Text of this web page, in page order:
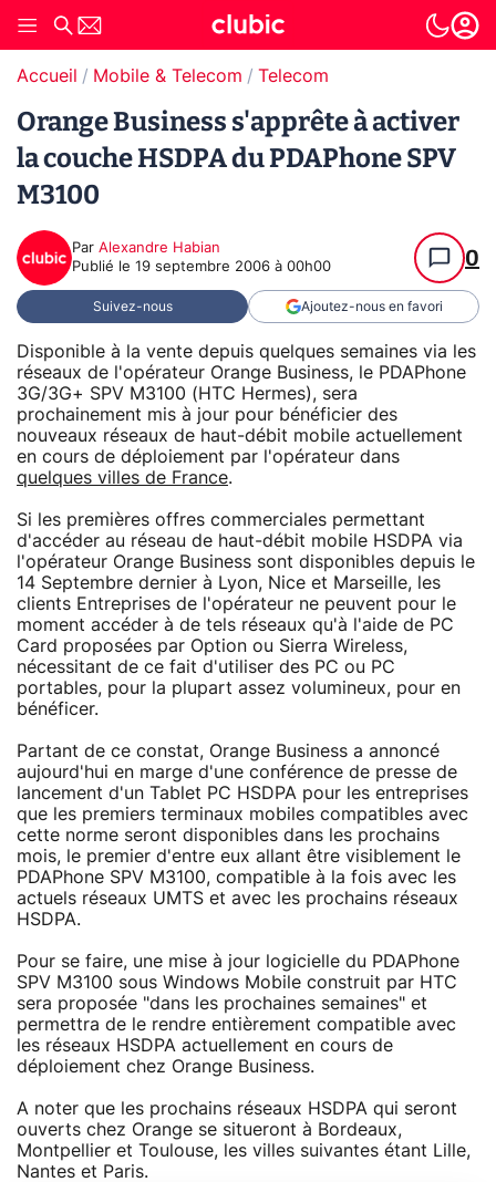
Accueil Mobile & Telecom Telecom
Orange Business s'apprête à activer
la couche HSDPA du PDAPhone SPV
M3100
Par Alexandre Habian
Publié le 19 septembre 2006 à 00h00 0
Suivez-nous Ajoutez-nous en favori
Disponible à la vente depuis quelques semaines via les
réseaux de l'opérateur Orange Business, le PDAPhone
3G/3G+ SPV M3100 (HTC Hermes), sera
prochainement mis à jour pour bénéficier des
nouveaux réseaux de haut-débit mobile actuellement
en cours de déploiement par l'opérateur dans
quelques villes de France.
Si les premières offres commerciales permettant
d'accéder au réseau de haut-débit mobile HSDPA via
l'opérateur Orange Business sont disponibles depuis le
14 Septembre dernier à Lyon, Nice et Marseille, les
clients Entreprises de l'opérateur ne peuvent pour le
moment accéder à de tels réseaux qu'à l'aide de PC
Card proposées par Option ou Sierra Wireless,
nécessitant de ce fait d'utiliser des PC ou PC
portables, pour la plupart assez volumineux, pour en
bénéficer.
Partant de ce constat, Orange Business a annoncé
aujourd'hui en marge d'une conférence de presse de
lancement d'un Tablet PC HSDPA pour les entreprises
que les premiers terminaux mobiles compatibles avec
cette norme seront disponibles dans les prochains
mois, le premier d'entre eux allant être visiblement le
PDAPhone SPV M3100, compatible à la fois avec les
actuels réseaux UMTS et avec les prochains réseaux
HSDPA.
Pour se faire, une mise à jour logicielle du PDAPhone
SPV M3100 sous Windows Mobile construit par HTC
sera proposée "dans les prochaines semaines" et
permettra de le rendre entièrement compatible avec
les réseaux HSDPA actuellement en cours de
déploiement chez Orange Business.
A noter que les prochains réseaux HSDPA qui seront
ouverts chez Orange se situeront à Bordeaux,
Montpellier et Toulouse, les villes suivantes étant Lille,
Nantes et Paris.